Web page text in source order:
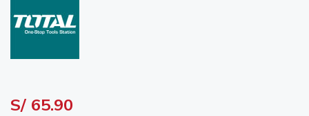
S/ 65.90